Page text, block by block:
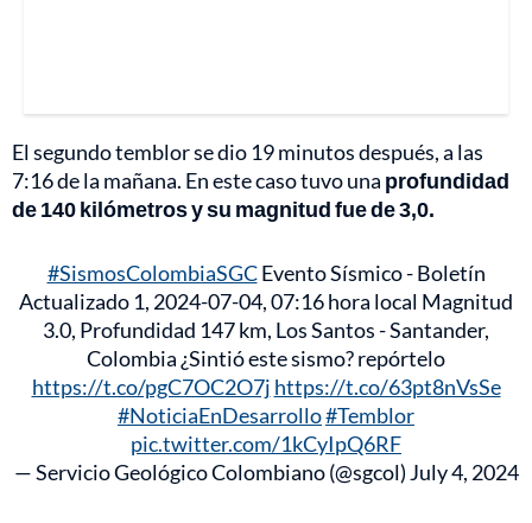
El segundo temblor se dio 19 minutos después, a las
7:16 de la mañana. En este caso tuvo una profundidad
de 140 kilómetros y su magnitud fue de 3,0.
#SismosColombiaSGCEvento Sísmico - Boletín
Actualizado 1, 2024-07-04, 07:16 hora local Magnitud
3.0, Profundidad 147 km, Los Santos - Santander,
Colombia ¿Sintió este sismo? repórtelo
https://t.co/pgC7OC2O7j https://t.co/63pt8nVsSe
#NoticiaEnDesarrollo#Temblor
pic.twitter.com/1kCyIpQ6RF
— Servicio Geológico Colombiano (@sgcol) July 4, 2024